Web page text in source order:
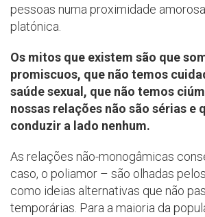
pessoas numa proximidade
platónica.
Os mitos que existem são que
promiscuos, que não temos
saúde sexual, que não temos
nossas relações não são sérias e
conduzir a lado nenhum.
As relações não-monogâmicas
caso, o poliamor – são olhadas
como ideias alternativas que não
temporárias. Para a maioria da